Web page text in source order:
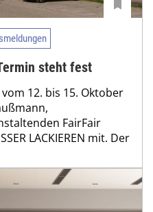
steht fest
12. bis 15. Oktober
FairFair
LACKIEREN mit. Der